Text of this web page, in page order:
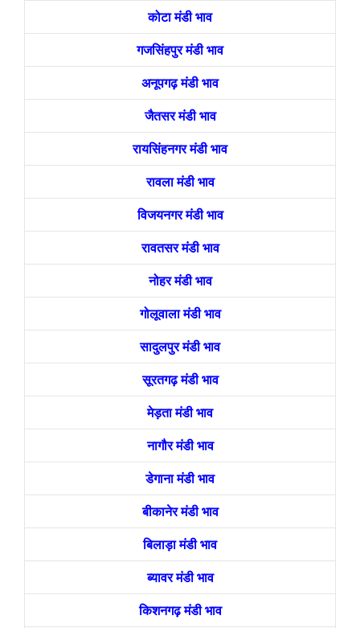
कोटा मंडी भाव
गजसिंहपुर मंडी भाव
अनूपगढ़ मंडी भाव
जैतसर मंडी भाव
रायसिंहनगर मंडी भाव
रावला मंडी भाव
विजयनगर मंडी भाव
रावतसर मंडी भाव
नोहर मंडी भाव
गोलूवाला मंडी भाव
सादुलपुर मंडी भाव
सूरतगढ़ मंडी भाव
मेड़ता मंडी भाव
नागौर मंडी भाव
डेगाना मंडी भाव
बीकानेर मंडी भाव
बिलाड़ा मंडी भाव
ब्यावर मंडी भाव
किशनगढ़ मंडी भाव